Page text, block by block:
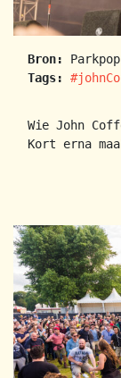
Bron:
Tags:
Wie John
Kort erna